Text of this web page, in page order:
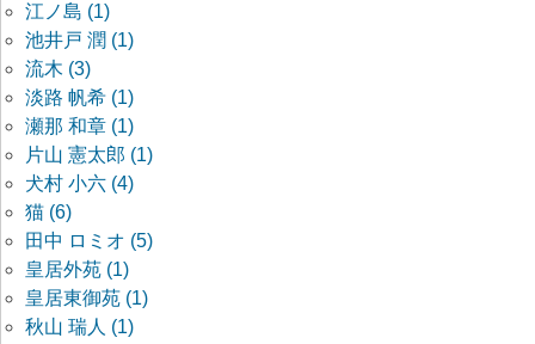
江ノ島 (1)
池井戸 潤 (1)
流木 (3)
淡路 帆希 (1)
瀬那 和章 (1)
片山 憲太郎 (1)
犬村 小六 (4)
猫 (6)
田中 ロミオ (5)
皇居外苑 (1)
皇居東御苑 (1)
秋山 瑞人 (1)